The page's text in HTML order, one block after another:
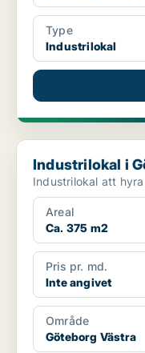
Type
Industrilokal
Industrilokal i Göteborg
Industrilokal i
Industrilokal att
Areal
Ca. 375 m2
Pris pr. md.
Inte angivet
Område
Göteborg Västra